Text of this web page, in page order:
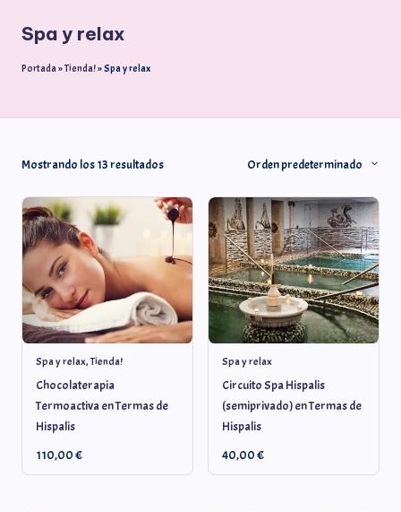
Spa y relax
Portada»Tienda!»Spa y relax
Mostrando los 13 resultados Orden predeterminado
Spa y relax,Tienda!
Chocolaterapia
Termoactiva en Termas de
Hispalis
110,00€
Spa y relax
Circuito Spa Hispalis
(semiprivado) en Termas de
Hispalis
40,00€